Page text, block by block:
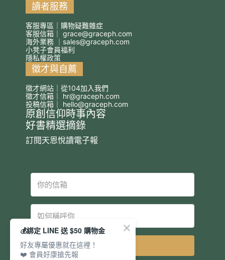
讀者服務
客服專區｜購物疑難雜症
客服信箱｜ grace@graceph.com
海外業務 ｜ sales@graceph.com
小凳子會員福利
隱私權政策
徵才與自薦
徵才網站｜從104加入我們
徵才信箱｜ hr@graceph.com
投稿信箱｜ hello@graceph.com
原創信仰時事內容
好書精選摘錄
訂閱天恩悅讀電子報
💰綁定 LINE 送 $50 購物金
好友專屬優惠就在這裡！
❤️ 會員好康搶先報